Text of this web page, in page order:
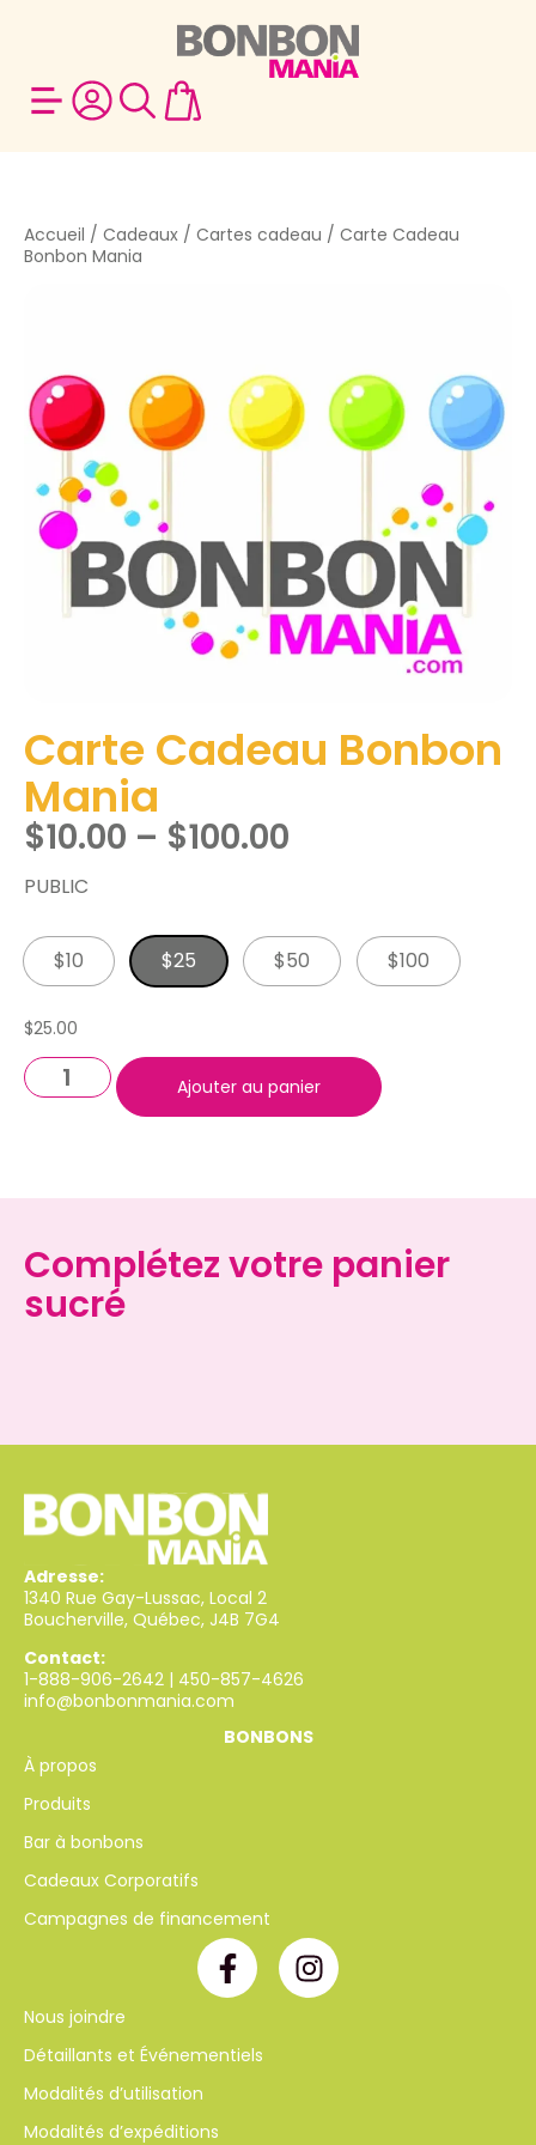
Accueil / Cadeaux / Cartes cadeau / Carte Cadeau
Bonbon Mania
Carte Cadeau Bonbon
Mania
$10.00 – $100.00
PUBLIC
$10 $25 $50 $100
$25.00
Ajouter au panier
Complétez votre panier
sucré
Adresse:
1340 Rue Gay-Lussac, Local 2
Boucherville, Québec, J4B 7G4
Contact:
1-888-906-2642 | 450-857-4626
info@bonbonmania.com
BONBONS
À propos
Produits
Bar à bonbons
Cadeaux Corporatifs
Campagnes de financement
Nous joindre
Détaillants et Événementiels
Modalités d’utilisation
Modalités d’expéditions